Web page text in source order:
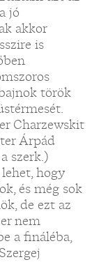
jó
akkor
is
török
Charzewskit
Árpád
szerk.)
hogy
és még sok
de ezt az
nem
a fináléba,